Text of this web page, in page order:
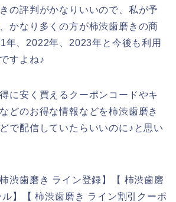
の評判がかなりいいので、私が予
かなり多くの方が柿渋歯磨きの商
年、2022年、2023年と今後も利用
すよね♪
に安く買えるクーポンコードやキ
どのお得な情報などを柿渋歯磨き
で配信していたらいいのに♪と思い
渋歯磨き ライン登録】【 柿渋歯磨
】【 柿渋歯磨き ライン割引クーポ